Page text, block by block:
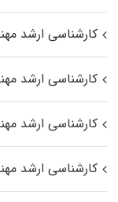
کارشناسی ارشد
کارشناسی ارشد
کارشناسی ارشد
کارشناسی ارشد